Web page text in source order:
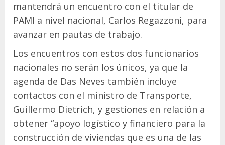
mantendrá un encuentro con el titular de
PAMI a nivel nacional, Carlos Regazzoni, para
avanzar en pautas de trabajo.
Los encuentros con estos dos funcionarios
nacionales no serán los únicos, ya que la
agenda de Das Neves también incluye
contactos con el ministro de Transporte,
Guillermo Dietrich, y gestiones en relación a
obtener “apoyo logístico y financiero para la
construcción de viviendas que es una de las